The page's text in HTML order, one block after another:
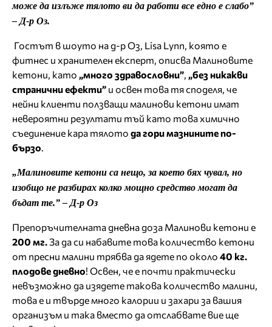
може да излъже тялото ви да работи все едно е слабо”
– Д-р Оз.
Гостът в шоуто на д-р Оз, Lisa Lynn, която е
фитнес и хранителен експерт, описва Малиновите
кетони, като „много здравословни”, „без никакви
странични ефекти” и освен това тя споделя, че
нейни клиенти ползващи малинови кетони имат
невероятни резултати тъй като това химично
съединение кара тялото да гори мазнините по-
бързо.
„Малиновите кетони са нещо, за което бях чувал, но
изобщо не разбирах колко мощно средство могат да
бъдат те.” – Д-р Оз
Препоръчителната дневна доза Малинови кетони е
200 мг.За да си набавите това количество кетони
от пресни малини трябва да ядете по около 40 кг.
плодове дневно! Освен, че е почти практически
невъзможно да изядете такова количество малини,
това е и твърде много калории и захари за вашия
организъм и така вместо да отслабвате вие ще